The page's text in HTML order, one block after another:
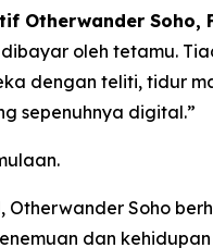
Otherwander Soho,
oleh tetamu.
dengan teliti, tidur
sepenuhnya digital.”
Otherwander Soho
dan